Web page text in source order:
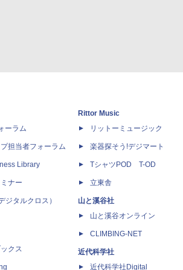
ーラム
担当者フォーラム
Library
ナー
ジタルクロス）
クス
Rittor Music
リットーミュージック
楽器探そう!デジマート
TシャツPOD T-OD
立東舎
山と溪谷社
山と溪谷オンライン
CLIMBING-NET
近代科学社
近代科学社Digital